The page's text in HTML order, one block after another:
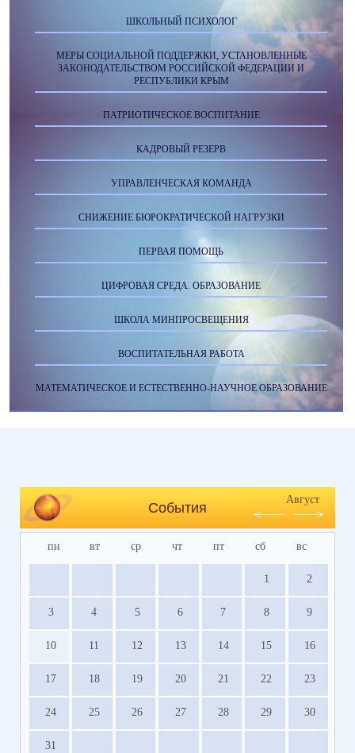
ШКОЛЬНЫЙ ПСИХОЛОГ
МЕРЫ СОЦИАЛЬНОЙ ПОДДЕРЖКИ, УСТАНОВЛЕННЫЕ
ЗАКОНОДАТЕЛЬСТВОМ РОССИЙСКОЙ ФЕДЕРАЦИИ И
РЕСПУБЛИКИ КРЫМ
ПАТРИОТИЧЕСКОЕ ВОСПИТАНИЕ
КАДРОВЫЙ РЕЗЕРВ
УПРАВЛЕНЧЕСКАЯ КОМАНДА
СНИЖЕНИЕ БЮРОКРАТИЧЕСКОЙ НАГРУЗКИ
ПЕРВАЯ ПОМОЩЬ
ЦИФРОВАЯ СРЕДА. ОБРАЗОВАНИЕ
ШКОЛА МИНПРОСВЕЩЕНИЯ
ВОСПИТАТЕЛЬНАЯ РАБОТА
МАТЕМАТИЧЕСКОЕ И ЕСТЕСТВЕННО-НАУЧНОЕ ОБРАЗОВАНИЕ
События
Август
пн вт ср чт пт сб вс
1 2
3 4 5 6 7 8 9
10 11 12 13 14 15 16
17 18 19 20 21 22 23
24 25 26 27 28 29 30
31